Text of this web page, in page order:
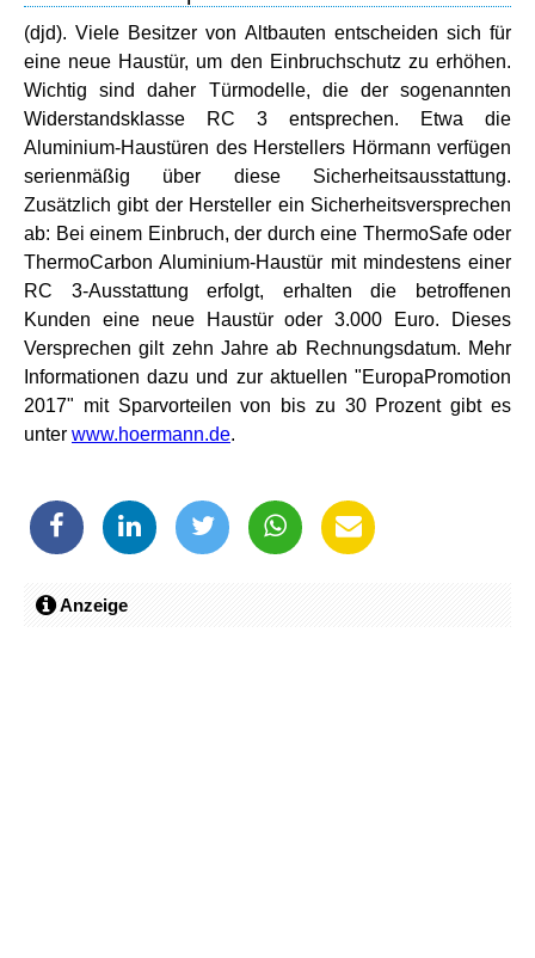
(djd). Viele Besitzer von Altbauten entscheiden sich für
eine neue Haustür, um den Einbruchschutz zu erhöhen.
Wichtig sind daher Türmodelle, die der sogenannten
Widerstandsklasse RC 3 entsprechen. Etwa die
Aluminium-Haustüren des Herstellers Hörmann verfügen
serienmäßig über diese Sicherheitsausstattung.
Zusätzlich gibt der Hersteller ein Sicherheitsversprechen
ab: Bei einem Einbruch, der durch eine ThermoSafe oder
ThermoCarbon Aluminium-Haustür mit mindestens einer
RC 3-Ausstattung erfolgt, erhalten die betroffenen
Kunden eine neue Haustür oder 3.000 Euro. Dieses
Versprechen gilt zehn Jahre ab Rechnungsdatum. Mehr
Informationen dazu und zur aktuellen "EuropaPromotion
2017" mit Sparvorteilen von bis zu 30 Prozent gibt es
unter www.hoermann.de.
Anzeige